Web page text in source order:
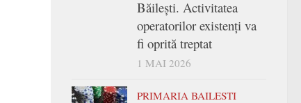
Băilești. Activitatea
operatorilor existenți va
fi oprită treptat
1 MAI 2026
PRIMARIA BAILESTI